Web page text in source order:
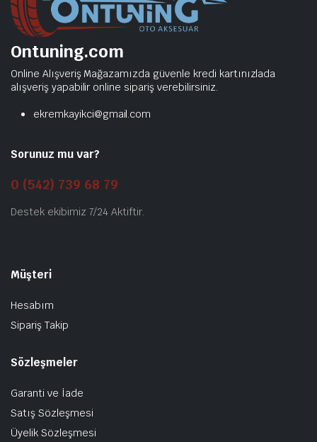
Ontuning.com
Online Alışveriş Mağazamızda güvenle kredi kartınızlada
alışveriş yapabilir online sipariş verebilirsiniz.
ekremkayikci@gmail.com
Sorunuz mu var?
0 (542) 739 68 79
Destek ekibimiz 7/24 Aktiftir.
Müşteri
Hesabım
Sipariş Takip
Sözleşmeler
Garanti ve İade
Satış Sözleşmesi
Üyelik Sözleşmesi